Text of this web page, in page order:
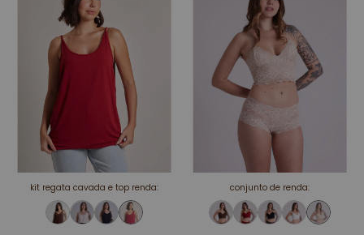
kit regata cavada e top renda: conjunto de renda: